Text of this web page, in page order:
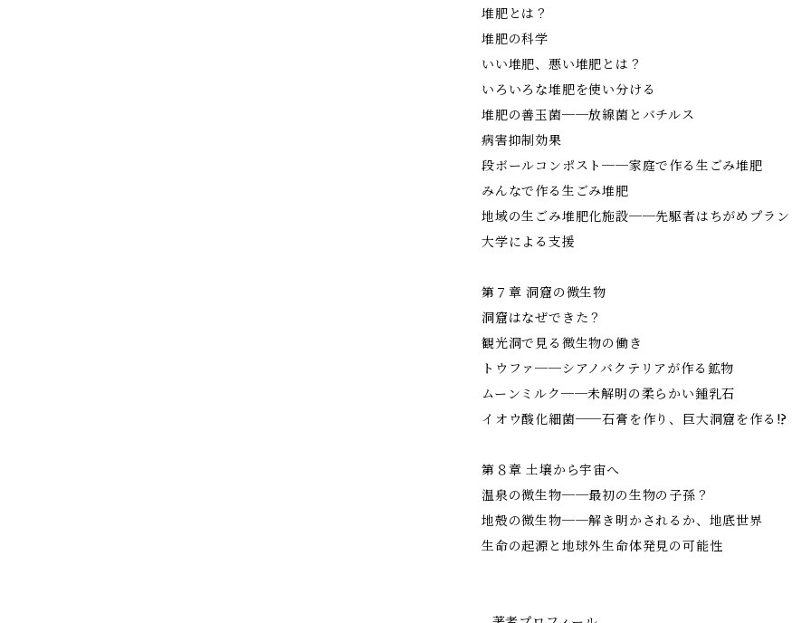
堆肥とは？
堆肥の科学
いい堆肥、悪い堆肥とは？
いろいろな堆肥を使い分ける
堆肥の善玉菌──放線菌とバチルス
病害抑制効果
段ボールコンポスト──家庭で作る生ごみ堆肥
みんなで作る生ごみ堆肥
地域の生ごみ堆肥化施設──先駆者はちがめプラン
大学による支援
第７章 洞窟の微生物
洞窟はなぜできた？
観光洞で見る微生物の働き
トウファ──シアノバクテリアが作る鉱物
ムーンミルク──未解明の柔らかい鍾乳石
イオウ酸化細菌──石膏を作り、巨大洞窟を作る!?
第８章 土壌から宇宙へ
温泉の微生物──最初の生物の子孫？
地殻の微生物──解き明かされるか、地底世界
生命の起源と地球外生命体発見の可能性